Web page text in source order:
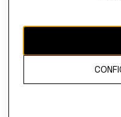
El contenido de esta página